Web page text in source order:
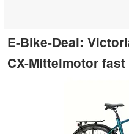
E-Bike-Deal:
CX-Mittelmotor